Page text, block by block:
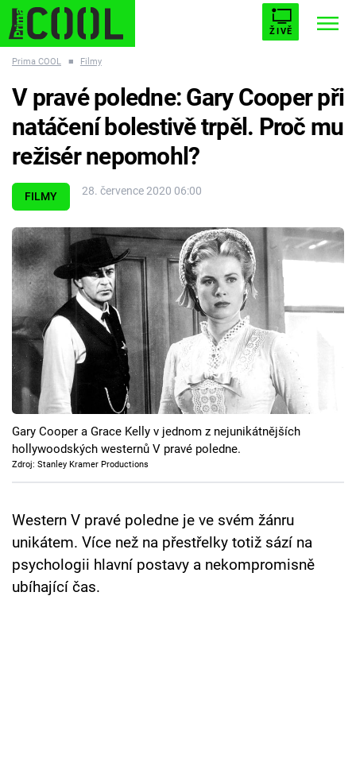
ŽIVĚ
ESCAPE PLNEJ KOTEL AVENGERS 5
Témata
Filmy
Seriály
Hry
Cool Esport
Pořady
TV Program
Přihlášení
Sledujte nás
Prima COOL ■ Filmy
FILMY 28. července 2020 06:00
V pravé poledne: Gary Cooper při
natáčení bolestivě trpěl. Proč mu
režisér nepomohl?
Gary Cooper a Grace Kelly v jednom z nejunikátnějších
hollywoodských westernů V pravé poledne.
Zdroj: Stanley Kramer Productions
Western V pravé poledne je ve svém žánru
unikátem. Více než na přestřelky totiž sází na
psychologii hlavní postavy a nekompromisně
ubíhající čas.